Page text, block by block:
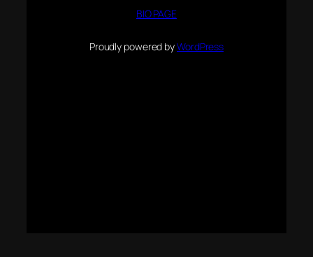
BIO PAGE
Proudly powered byWordPress